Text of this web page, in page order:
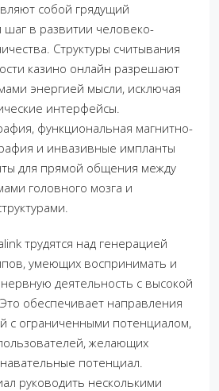
собой грядущий
в развитии человеко-
Структуры считывания
казино онлайн разрешают
энергией мысли, исключая
интерфейсы.
функциональная магнитно-
и инвазивные импланты
для прямой общения между
головного мозга и
трудятся над генерацией
умеющих воспринимать и
деятельность с высокой
обеспечивает направления
с ограниченными потенциалом,
желающих
потенциал.
руководить несколькими